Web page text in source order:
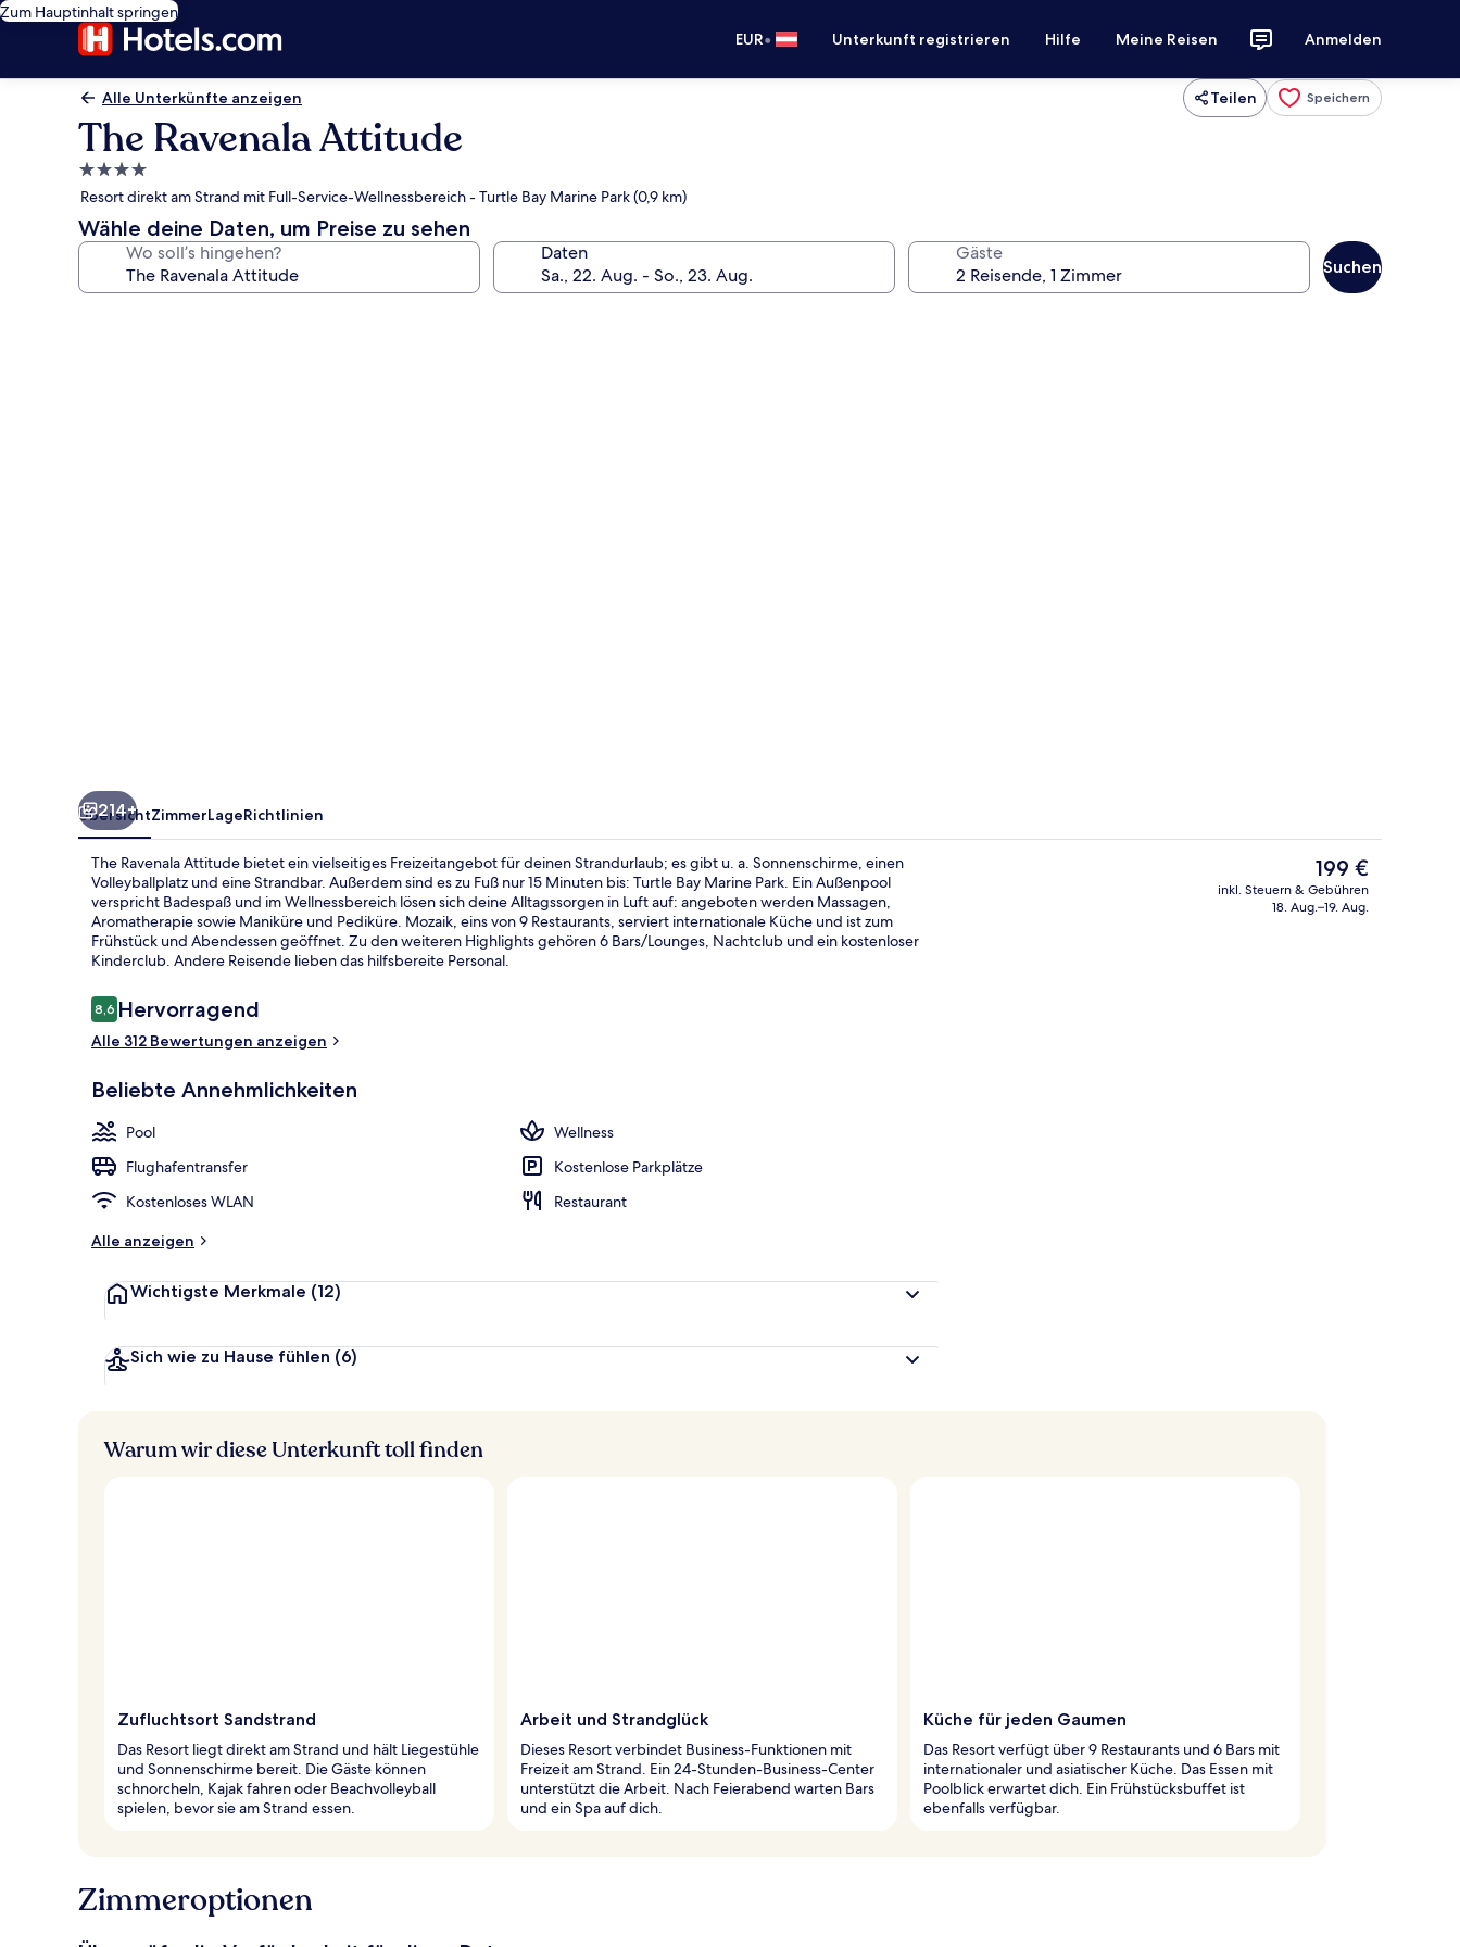
Zum Hauptinhalt springen
EUR• Unterkunft registrieren Hilfe Meine Reisen Anmelden
Alle Unterkünfte anzeigen Teilen Speichern
The Ravenala Attitude
4.0-
Sterne-
Unterkunft
Resort direkt am Strand mit Full-Service-Wellnessbereich - Turtle Bay Marine Park (0,9 km)
Wähle deine Daten, um Preise zu sehen
Wo soll’s hingehen? Daten Gäste
Suchen
Außenbereich Ansicht von oben
214+
ÜbersichtZimmerLageRichtlinien
The Ravenala Attitude bietet ein vielseitiges Freizeitangebot für deinen Strandurlaub; es gibt u. a. Sonnenschirme, einen
Volleyballplatz und eine Strandbar. Außerdem sind es zu Fuß nur 15 Minuten bis: Turtle Bay Marine Park. Ein Außenpool
verspricht Badespaß und im Wellnessbereich lösen sich deine Alltagssorgen in Luft auf: angeboten werden Massagen,
Aromatherapie sowie Maniküre und Pediküre. Mozaik, eins von 9 Restaurants, serviert internationale Küche und ist zum
Frühstück und Abendessen geöffnet. Zu den weiteren Highlights gehören 6 Bars/Lounges, Nachtclub und ein kostenloser
Kinderclub. Andere Reisende lieben das hilfsbereite Personal.
Bewertungen
8,68,6 von 10.
Hervorragend
Alle 312 Bewertungen anzeigen
Beliebte Annehmlichkeiten
Pool
Wellness
Flughafentransfer
Kostenlose Parkplätze
Kostenloses WLAN
Restaurant
Alle anzeigen
Wichtigste Merkmale (12)
Sich wie zu Hause fühlen (6)
Der
aktuelle
Preis
199 €
inkl. Steuern & Gebühren
18. Aug.–19. Aug.
Warum wir diese Unterkunft toll finden
Zufluchtsort Sandstrand
Das Resort liegt direkt am Strand und hält Liegestühle
und Sonnenschirme bereit. Die Gäste können
schnorcheln, Kajak fahren oder Beachvolleyball
spielen, bevor sie am Strand essen.
Arbeit und Strandglück
Dieses Resort verbindet Business-Funktionen mit
Freizeit am Strand. Ein 24-Stunden-Business-Center
unterstützt die Arbeit. Nach Feierabend warten Bars
und ein Spa auf dich.
Küche für jeden Gaumen
Das Resort verfügt über 9 Restaurants und 6 Bars mit
internationaler und asiatischer Küche. Das Essen mit
Poolblick erwartet dich. Ein Frühstücksbuffet ist
ebenfalls verfügbar.
Zimmeroptionen